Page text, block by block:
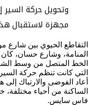
وتحويل حركة
مجهزة لاستقبال
التقاطع الحيوي بين شارع
المنامة، وشارع حسان،
الخط المتصل من وسط
التي كانت تنظم حركة
أعاد الفوضى والارتباك إلى
الساكنة من أحياء
فاس سايس.